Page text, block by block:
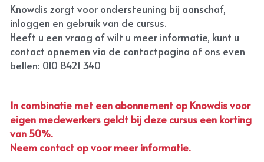
Knowdis zorgt voor ondersteuning bij aanschaf,
inloggen en gebruik van de cursus.
Heeft u een vraag of wilt u meer informatie, kunt u
contact opnemen via de contactpagina of ons even
bellen: 010 8421 340
In combinatie met een abonnement op Knowdis voor
eigen medewerkers geldt bij deze cursus een korting
van 50%.
Neem contact op voor meer informatie.